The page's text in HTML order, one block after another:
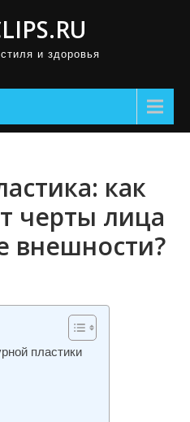
и здоровья
как
черты лица
внешности?
пластики